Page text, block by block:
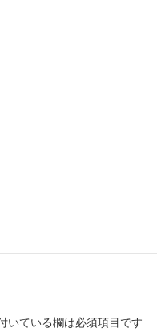
いている欄は必須項目です